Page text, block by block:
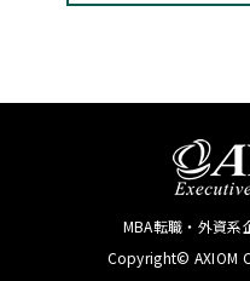
MBA転職・外資系
Copyright© AXIOM